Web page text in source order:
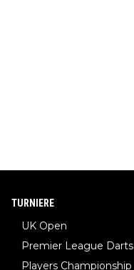
TURNIERE
UK Open
Premier League Darts
Players Championship